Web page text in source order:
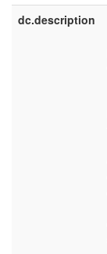
dc.description